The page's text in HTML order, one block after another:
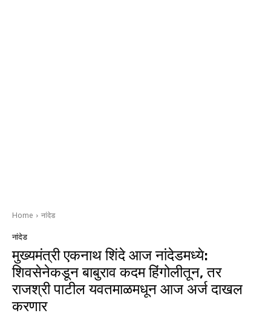
Home नांदेड
नांदेड
मुख्यमंत्री एकनाथ शिंदे आज नांदेडमध्ये:
शिवसेनेकडून बाबुराव कदम हिंगोलीतून, तर
राजश्री पाटील यवतमाळमधून आज अर्ज दाखल
करणार